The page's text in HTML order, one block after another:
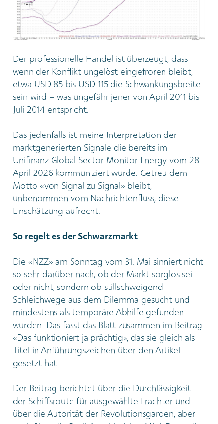
Der professionelle Handel ist überzeugt, dass
wenn der Konflikt ungelöst eingefroren bleibt,
etwa USD 85 bis USD 115 die Schwankungsbreite
sein wird – was ungefähr jener von April 2011 bis
Juli 2014 entspricht.
Das jedenfalls ist meine Interpretation der
marktgenerierten Signale die bereits im
Unifinanz Global Sector Monitor Energy vom 28.
April 2026 kommuniziert wurde. Getreu dem
Motto «von Signal zu Signal» bleibt,
unbenommen vom Nachrichtenfluss, diese
Einschätzung aufrecht.
So regelt es der Schwarzmarkt
Die «NZZ» am Sonntag vom 31. Mai sinniert nicht
so sehr darüber nach, ob der Markt sorglos sei
oder nicht, sondern ob stillschweigend
Schleichwege aus dem Dilemma gesucht und
mindestens als temporäre Abhilfe gefunden
wurden. Das fasst das Blatt zusammen im Beitrag
«Das funktioniert ja prächtig», das sie gleich als
Titel in Anführungszeichen über den Artikel
gesetzt hat.
Der Beitrag berichtet über die Durchlässigkeit
der Schiffsroute für ausgewählte Frachter und
über die Autorität der Revolutionsgarden, aber